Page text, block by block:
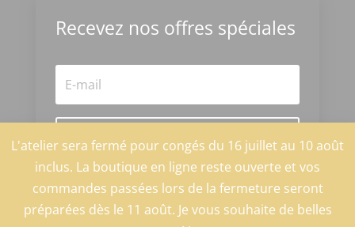
L'atelier sera fermé pour congés du 16 juillet au 10 août
inclus. La boutique en ligne reste ouverte et vos
commandes passées lors de la fermeture seront
préparées dès le 11 août. Je vous souhaite de belles
Recevez nos offres spéciales
S'abonner
@2025 by La fée Cotentine